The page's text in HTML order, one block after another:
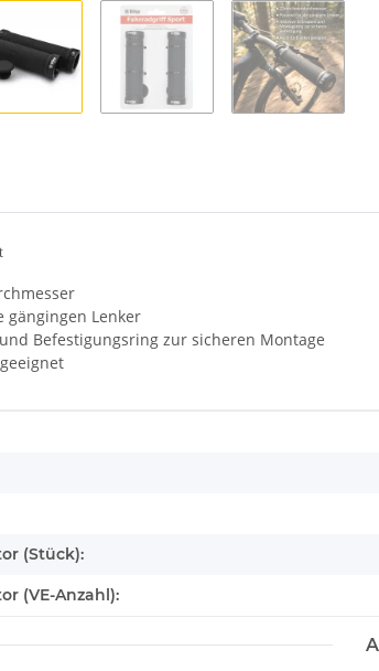
gängingen Lenker
Befestigungsring zur sicheren Montage
(Stück):
(VE-Anzahl):